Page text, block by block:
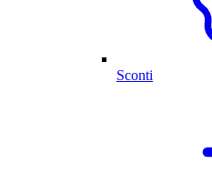
Sconti